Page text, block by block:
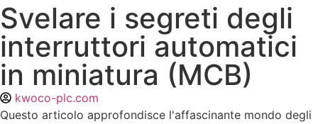
Svelare i segreti degli
interruttori automatici
in miniatura (MCB)
kwoco-plc.com
Questo articolo approfondisce l'affascinante mondo degli